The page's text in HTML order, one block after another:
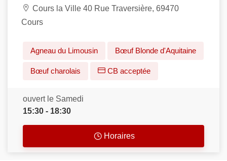
Cours la Ville 40 Rue Traversière, 69470
Cours
Agneau du Limousin Bœuf Blonde d'Aquitaine
Bœuf charolais CB acceptée
ouvert le Samedi
15:30 - 18:30
Horaires